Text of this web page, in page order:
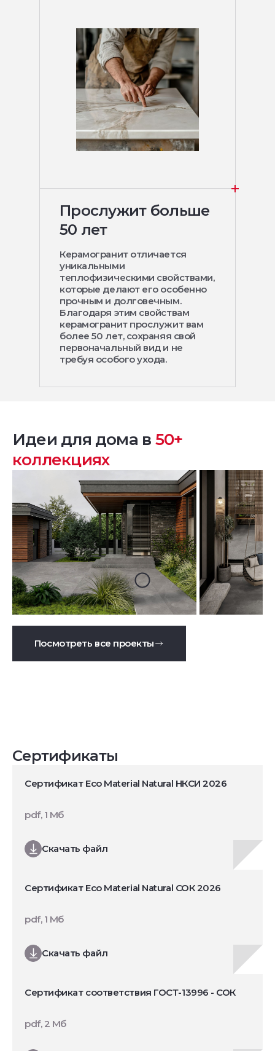
Прослужит больше
50 лет
Керамогранит отличается
уникальными
теплофизическими свойствами,
которые делают его особенно
прочным и долговечным.
Благодаря этим свойствам
керамогранит прослужит вам
более 50 лет, сохраняя свой
первоначальный вид и не
требуя особого ухода.
Идеи для дома в 50+
коллекциях
Посмотреть все проекты
Сертификаты
Сертификат Eco Material Natural НКСИ 2026
Скачать файл
pdf, 1 Мб
Сертификат Eco Material Natural СОК 2026
Скачать файл
pdf, 1 Мб
Сертификат соответствия ГОСТ-13996 - СОК
pdf, 2 Мб